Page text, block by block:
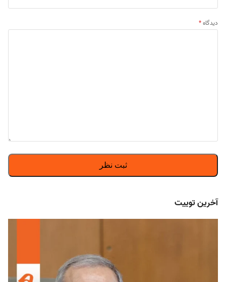
دیدگاه*
آخرین توییت